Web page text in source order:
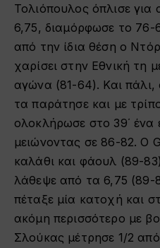
Τολιόπουλος όπλισε
6,75, διαμόρφωσε το 76-
από την ίδια θέση ο
χαρίσει στην Εθνική τη
αγώνα (81-64). Και πάλι,
τα παράτησε και με
ολοκλήρωσε στο 39΄ ένα
μειώνοντας σε 86-82. Ο
καλάθι και φάουλ (89-
λάθεψε από τα 6,75 (89-
πέταξε μία κατοχή και
ακόμη περισσότερο με
Σλούκας μέτρησε 1/2